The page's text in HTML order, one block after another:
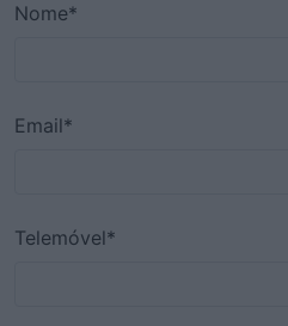
Nome*
Email*
Telemóvel*